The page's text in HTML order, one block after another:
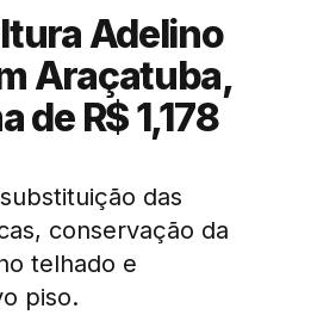
Adelino
Araçatuba,
de R$ 1,178
das
conservação da
telhado e
piso.